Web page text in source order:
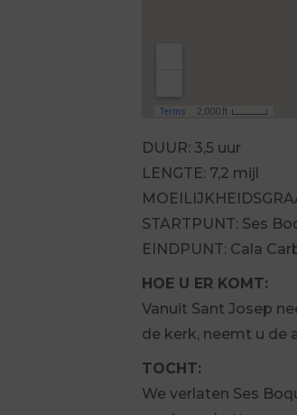
DUUR: 3,5 uur
LENGTE: 7,2 mijl
STARTPUNT: Ses
EINDPUNT: Cala
HOE U ER KOMT:
Vanuit Sant Josep
de kerk, neemt u de
TOCHT:
We verlaten Ses